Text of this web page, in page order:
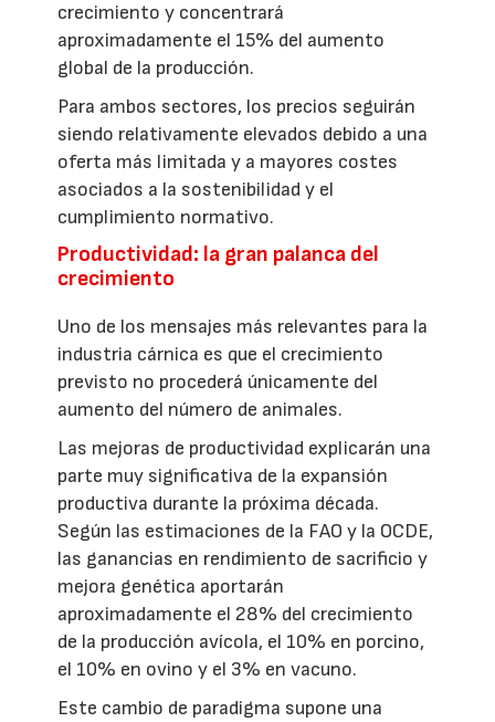
crecimiento y concentrará
aproximadamente el 15% del aumento
global de la producción.
Para ambos sectores, los precios seguirán
siendo relativamente elevados debido a una
oferta más limitada y a mayores costes
asociados a la sostenibilidad y el
cumplimiento normativo.
Productividad: la gran palanca del
crecimiento
Uno de los mensajes más relevantes para la
industria cárnica es que el crecimiento
previsto no procederá únicamente del
aumento del número de animales.
Las mejoras de productividad explicarán una
parte muy significativa de la expansión
productiva durante la próxima década.
Según las estimaciones de la FAO y la OCDE,
las ganancias en rendimiento de sacrificio y
mejora genética aportarán
aproximadamente el 28% del crecimiento
de la producción avícola, el 10% en porcino,
el 10% en ovino y el 3% en vacuno.
Este cambio de paradigma supone una